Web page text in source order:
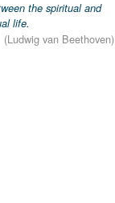
the spiritual and
life.
(Ludwig van Beethoven)